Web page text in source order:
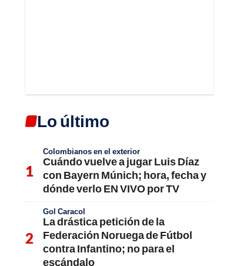
Lo último
Colombianos en el exterior
Cuándo vuelve a jugar Luis Díaz
con Bayern Múnich; hora, fecha y
dónde verlo EN VIVO por TV
Gol Caracol
La drástica petición de la
Federación Noruega de Fútbol
contra Infantino; no para el
escándalo